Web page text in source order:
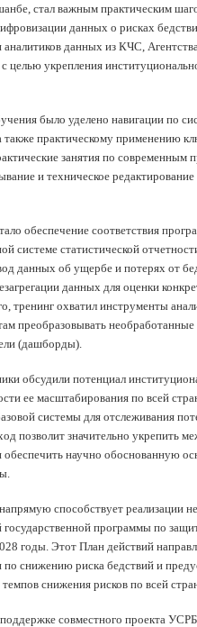
стал важным практическим
данных о рисках
данных из КЧС,
укрепления
было уделено навигации по
также практическому применению
занятия по современным
и техническое
обеспечение соответствия
системе статистической
данных об ущербе и потерях от
данных для оценки
тренинг охватил инструменты
преобразовывать
(дашборды).
обсудили потенциал
ее масштабирования по всей
системы для отслеживания
позволит значительно укрепить
научно обоснованную
способствует реализации
программы по
годы. Этот План действий
по снижению риска бедствий и
снижения рисков по всей
совместного проекта